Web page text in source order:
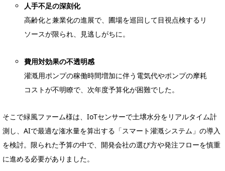
人手不足の深刻化
高齢化と兼業化の進展で、圃場を巡回して目視点検するリ
ソースが限られ、見逃しがちに。
費用対効果の不透明感
灌漑用ポンプの稼働時間増加に伴う電気代やポンプの摩耗
コストが不明瞭で、次年度予算化が困難でした。
そこで緑風ファーム様は、IoTセンサーで土壌水分をリアルタイム計
測し、AIで最適な潅水量を算出する「スマート灌漑システム」の導入
を検討。限られた予算の中で、開発会社の選び方や発注フローを慎重
に進める必要がありました。